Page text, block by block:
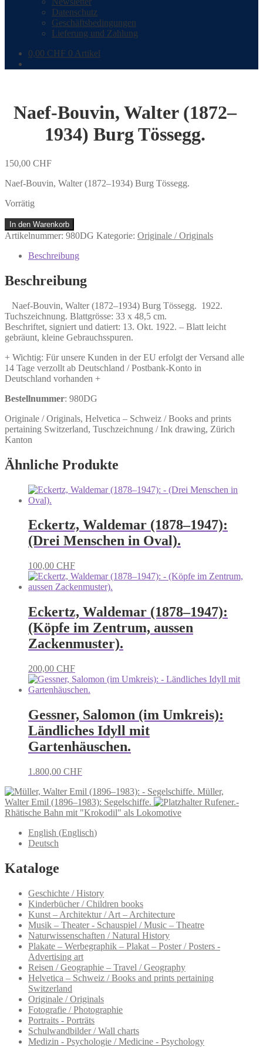
Datenschutz
Geschäftsbedingungen
Lieferung und Zahlung
0,00 CHF 0 Artikel
Naef-Bouvin, Walter (1872–
1934) Burg Tössegg.
150,00 CHF
Naef-Bouvin, Walter (1872–1934) Burg Tössegg.
Vorrätig
Naef-
Bouvin,
(1872–
Burg
Tössegg.
In den Warenkorb
Artikelnummer: 980DG Kategorie: Originale / Originals
Beschreibung
Beschreibung
Naef-Bouvin, Walter (1872–1934) Burg Tössegg. 1922.
Tuchszeichnung. Blattgrösse: 33 x 48,5 cm.
Beschriftet, signiert und datiert: 13. Okt. 1922. – Blatt leicht
gebräunt, kleine Gebrauchsspuren.
+ Wichtig: Für unsere Kunden in der EU erfolgt der Versand alle
14 Tage verzollt ab Deutschland / Postbank-Konto in
Deutschland vorhanden +
Bestellnummer: 980DG
Originale / Originals, Helvetica – Schweiz / Books and prints
pertaining Switzerland, Tuschzeichnung / Ink drawing, Zürich
Kanton
Ähnliche Produkte
Eckertz, Waldemar (1878–1947):
(Drei Menschen in Oval).
100,00 CHF
Eckertz, Waldemar (1878–1947):
(Köpfe im Zentrum, aussen
Zackenmuster).
200,00 CHF
Gessner, Salomon (im Umkreis):
Ländliches Idyll mit
Gartenhäuschen.
1.800,00 CHF
Müller,
Walter Emil (1896–1983): Segelschiffe.
Rufener.-
Rhätische Bahn mit "Krokodil" als Lokomotive
English (Englisch)
Deutsch
Kataloge
Geschichte / History
Kinderbücher / Children books
Kunst – Architektur / Art – Architecture
Musik – Theater - Schauspiel / Music – Theatre
Naturwissenschaften / Natural History
Plakate – Werbegraphik – Plakat – Poster / Posters -
Advertising art
Reisen / Geographie – Travel / Geography
Helvetica – Schweiz / Books and prints pertaining
Switzerland
Originale / Originals
Fotografie / Photographie
Portraits - Porträts
Schulwandbilder / Wall charts
Medizin - Psychologie / Medicine - Psychology